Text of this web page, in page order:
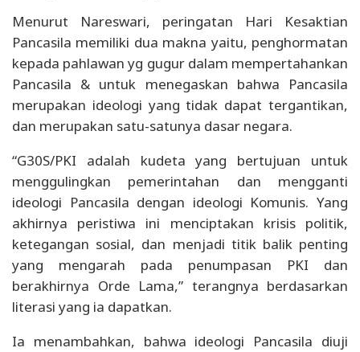
Menurut Nareswari, peringatan Hari Kesaktian
Pancasila memiliki dua makna yaitu, penghormatan
kepada pahlawan yg gugur dalam mempertahankan
Pancasila & untuk menegaskan bahwa Pancasila
merupakan ideologi yang tidak dapat tergantikan,
dan merupakan satu-satunya dasar negara.
“G30S/PKI adalah kudeta yang bertujuan untuk
menggulingkan pemerintahan dan mengganti
ideologi Pancasila dengan ideologi Komunis. Yang
akhirnya peristiwa ini menciptakan krisis politik,
ketegangan sosial, dan menjadi titik balik penting
yang mengarah pada penumpasan PKI dan
berakhirnya Orde Lama,” terangnya berdasarkan
literasi yang ia dapatkan.
Ia menambahkan, bahwa ideologi Pancasila diuji